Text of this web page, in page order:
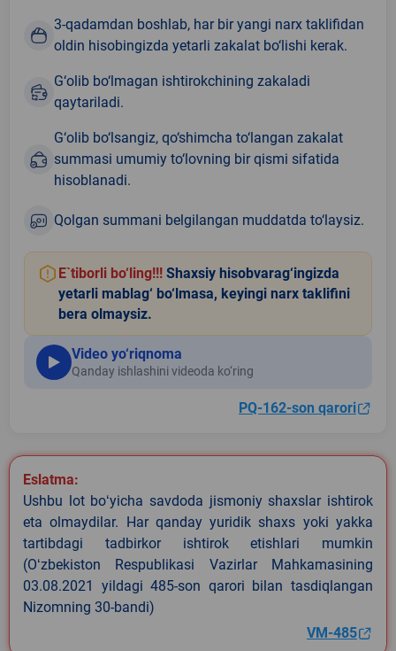
3-qadamdan boshlab, har bir yangi narx taklifidan
oldin hisobingizda yetarli zakalat bo‘lishi kerak.
G‘olib bo‘lmagan ishtirokchining zakaladi
qaytariladi.
G‘olib bo‘lsangiz, qo‘shimcha to‘langan zakalat
summasi umumiy to‘lovning bir qismi sifatida
hisoblanadi.
Qolgan summani belgilangan muddatda to‘laysiz.
E`tiborli bo‘ling!!! Shaxsiy hisobvarag‘ingizda
yetarli mablag‘ bo‘lmasa, keyingi narx taklifini
bera olmaysiz.
Video yo‘riqnoma
Qanday ishlashini videoda ko‘ring
PQ-162-son qarori
Eslatma:
Ushbu lot boʻyicha savdoda jismoniy shaxslar ishtirok
eta olmaydilar. Har qanday yuridik shaxs yoki yakka
tartibdagi tadbirkor ishtirok etishlari mumkin
(Oʻzbekiston Respublikasi Vazirlar Mahkamasining
03.08.2021 yildagi 485-son qarori bilan tasdiqlangan
Nizomning 30-bandi)
VM-485